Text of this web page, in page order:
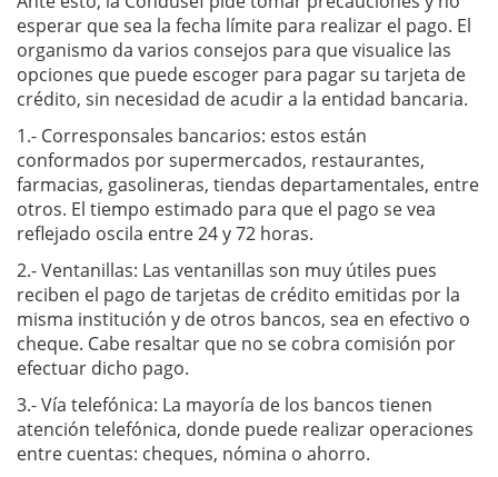
esperar que sea la fecha límite para realizar el pago. El
organismo da varios consejos para que visualice las
opciones que puede escoger para pagar su tarjeta de
crédito, sin necesidad de acudir a la entidad bancaria.
1.- Corresponsales bancarios: estos están
conformados por supermercados, restaurantes,
farmacias, gasolineras, tiendas departamentales, entre
otros. El tiempo estimado para que el pago se vea
reflejado oscila entre 24 y 72 horas.
2.- Ventanillas: Las ventanillas son muy útiles pues
reciben el pago de tarjetas de crédito emitidas por la
misma institución y de otros bancos, sea en efectivo o
cheque. Cabe resaltar que no se cobra comisión por
efectuar dicho pago.
3.- Vía telefónica: La mayoría de los bancos tienen
atención telefónica, donde puede realizar operaciones
entre cuentas: cheques, nómina o ahorro.